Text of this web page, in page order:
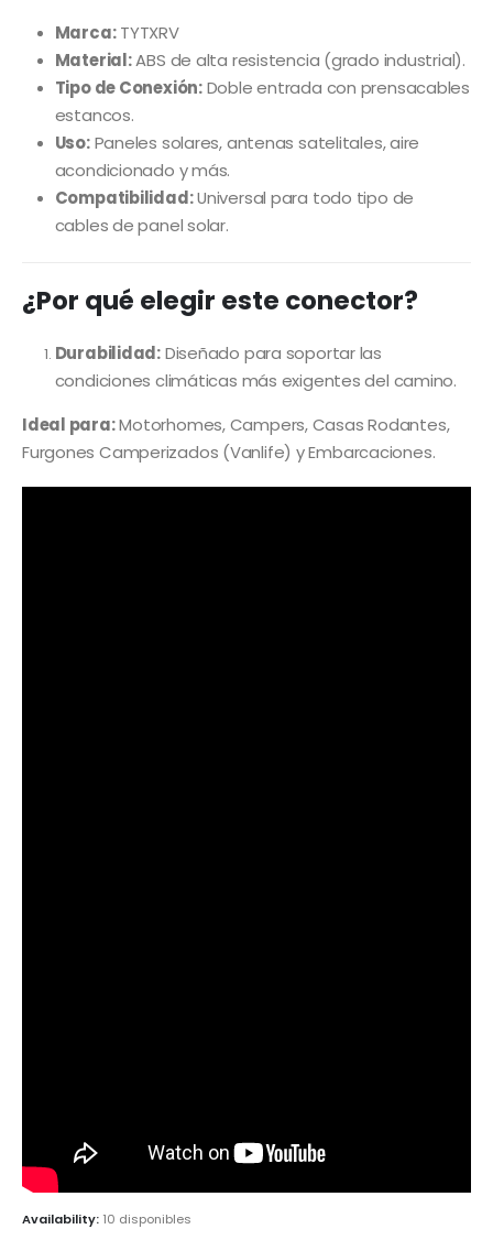
Marca:TYTXRV
Material:ABS de alta resistencia (grado industrial).
Tipo de Conexión:Doble entrada con prensacables
estancos.
Uso:Paneles solares, antenas satelitales, aire
acondicionado y más.
Compatibilidad:Universal para todo tipo de
cables de panel solar.
¿Por qué elegir este conector?
Durabilidad:Diseñado para soportar las
condiciones climáticas más exigentes del camino.
Ideal para:Motorhomes, Campers, Casas Rodantes,
Furgones Camperizados (Vanlife) y Embarcaciones.
Availability: 10 disponibles